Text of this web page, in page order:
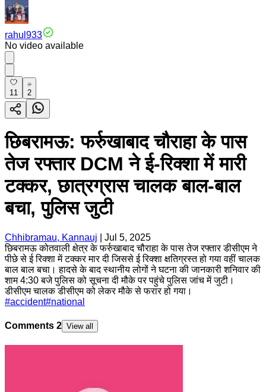
rahul933
No video available
11 2
छिबरामऊ: फर्रुखाबाद चौराहा के पास
तेज रफ्तार DCM ने ई-रिक्शा में मारी
टक्कर, छात्रग्रास चालक बाल-बाल
बचा, पुलिस जुटी
Chhibramau, Kannauj
Jul 5, 2025
छिबरामऊ कोतवाली क्षेत्र के फर्रुखाबाद चौराहा के पास तेज रफ्तार डीसीएम ने
पीछे से ई रिक्शा में टक्कर मार दी जिससे ई रिक्शा क्षतिग्रस्त हो गया वहीं चालक
बाल बाल बचा। हादसे के बाद स्थानीय लोगों ने घटना की जानकारी शनिवार की
शाम 4:30 बजे पुलिस को सूचना दी मौके पर पहुंचे पुलिस जांच में जुटी।
डीसीएम चालक डीसीएम को लेकर मौके से फरार हो गया।
#accident#national
Comments 2 View all